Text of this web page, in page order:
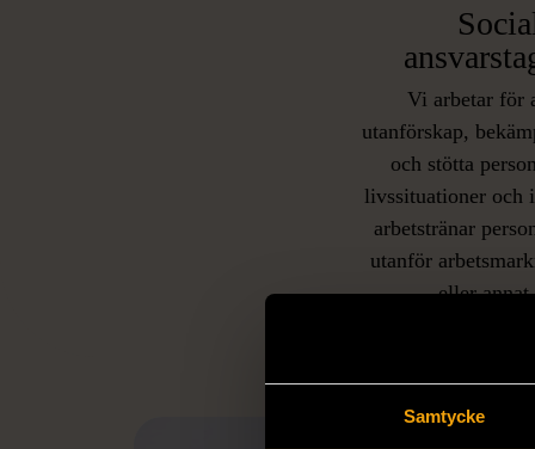
Samtycke
Vi arbetar för
utanförskap,
och stötta
livssituationer och
arbetstränar
utanför
eller annat